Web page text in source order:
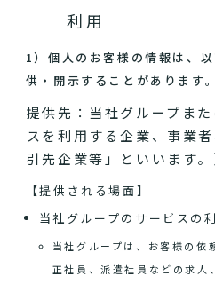
利用
1）個人のお客様の情報は、
供・開示することがあります。
提供先：当社グループま
スを利用する企業、事業
引先企業等」といいます。
【提供される場面】
当社グループのサービスの
当社グループは、お客様の依
正社員、派遣社員などの求人